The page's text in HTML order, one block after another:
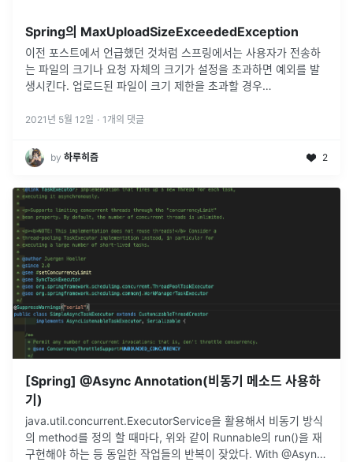
Spring의 MaxUploadSizeExceededException
이전 포스트에서 언급했던 것처럼 스프링에서는 사용자가 전송하
는 파일의 크기나 요청 자체의 크기가 설정을 초과하면 예외를 발
생시킨다. 업로드된 파일이 크기 제한을 초과할 경우
ExceptionHand...
2021년 5월 12일 · 1 개의 댓글
by 하루히즘 2
[Spring] @Async Annotation(비동기 메소드 사용하
기)
java.util.concurrent.ExecutorService을 활용해서 비동기 방식
의 method를 정의 할 때마다, 위와 같이 Runnable의 run()을 재
구현해야 하는 등 동일한 작업들의 반복이 잦았다. With @Async